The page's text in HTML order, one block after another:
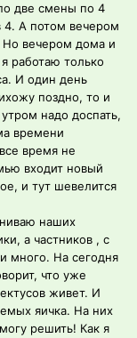
две смены по 4
4. А потом вечером
Но вечером дома и
работаю только
И один день
поздно, то и
надо доспать,
времени
время не
входит новый
и тут шевелится
наших
а частников , с
много. На сегодня
что уже
живет. И
яичка. На них
решить! Как я